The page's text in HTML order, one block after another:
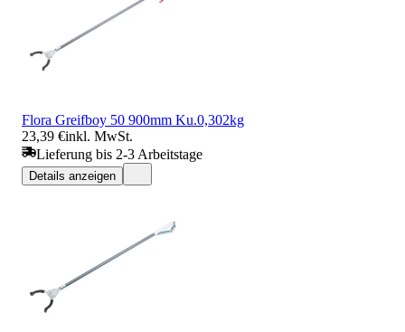
Flora Greifboy 50 900mm Ku.0,302kg
23,39 €inkl. MwSt.
Lieferung bis 2-3 Arbeitstage
Details anzeigen